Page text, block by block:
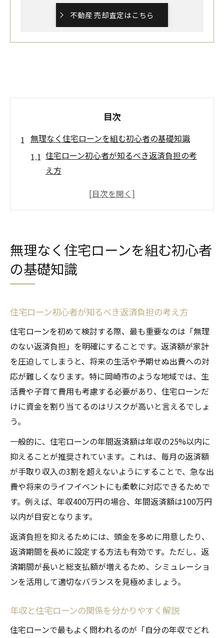
不動産 売却査定はこちら
目次
無理なく住宅ローンを組む初心者の基礎知識
住宅ローン初心者が知るべき返済負担の考
え方
年収と住宅ローンの関係を分かりやすく解
る
初心者が避けたい住宅ローン選びの注意点
家計に優しい住宅ローン計画の考え方
方法
家計に無理のない住宅ローン返済額の設定
法
将来を見据えた住宅ローン返済シミュレー
ション
教育費や生活費を意識した住宅ローン計画
住宅ローン審査で重視されるポイントを解
年収や勤続年数が審査に与える影響とは
住宅ローン審査に通りやすい人の特徴
事前審査で落とされないための準備方法
住宅ローン審査の流れと必要書類を確認
支援制度を活用した岡崎市の住宅購入術
住宅ローン初心者向け岡崎市の支援制度紹
介
住宅ローンと自治体支援制度の併用ポイン
ト
無理なく住宅ローンを組む初心者
の基礎知識
住宅ローン初心者が知るべき返済負担の考え方
住宅ローンを初めて検討する際、最も重要なのは「無理
のない返済負担」を明確にすることです。返済額が家計
を圧迫してしまうと、将来の生活や予期せぬ出費への対
応が難しくなります。特に岡崎市のような地域では、生
活費や子育て費用も考慮する必要があり、住宅ローンだ
けに資金を割り当てるのはリスクが高いと言えるでしょ
う。
一般的に、住宅ローンの年間返済額は年収の25%以内に
抑えることが推奨されています。これは、毎月の返済額
が手取り収入の3割を超えないようにすることで、急な出
費や将来のライフイベントにも柔軟に対応できるためで
す。例えば、年収400万円の場合、年間返済額は100万円
以内が目安となります。
返済負担を抑えるためには、頭金を多めに用意したり、
返済期間を長めに設定する方法も有効です。ただし、返
済期間が長いと総支払額が増えるため、シミュレーショ
ンを活用して適切なバランスを見極めましょう。
年収と住宅ローンの関係を分かりやすく解説
住宅ローンで最もよく問われるのが「自分の年収でどれ